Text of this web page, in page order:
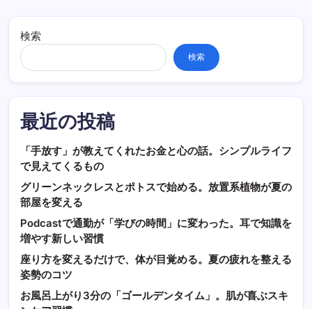
検索
検索
最近の投稿
「手放す」が教えてくれたお金と心の話。シンプルライフ
で見えてくるもの
グリーンネックレスとポトスで始める。放置系植物が夏の
部屋を変える
Podcastで通勤が「学びの時間」に変わった。耳で知識を
増やす新しい習慣
座り方を変えるだけで、体が目覚める。夏の疲れを整える
姿勢のコツ
お風呂上がり3分の「ゴールデンタイム」。肌が喜ぶスキ